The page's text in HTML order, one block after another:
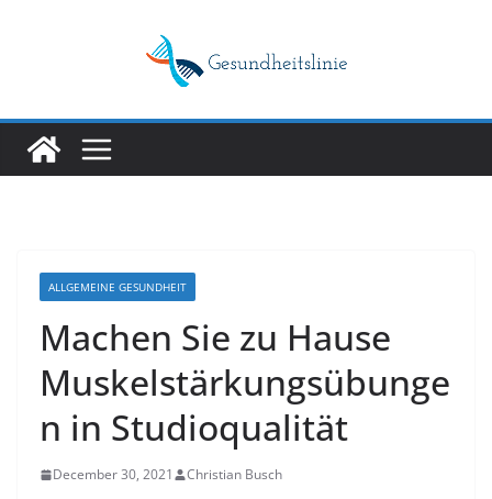
ALLGEMEINE GESUNDHEIT
Machen Sie zu Hause
Muskelstärkungsübunge
n in Studioqualität
December 30, 2021 Christian Busch